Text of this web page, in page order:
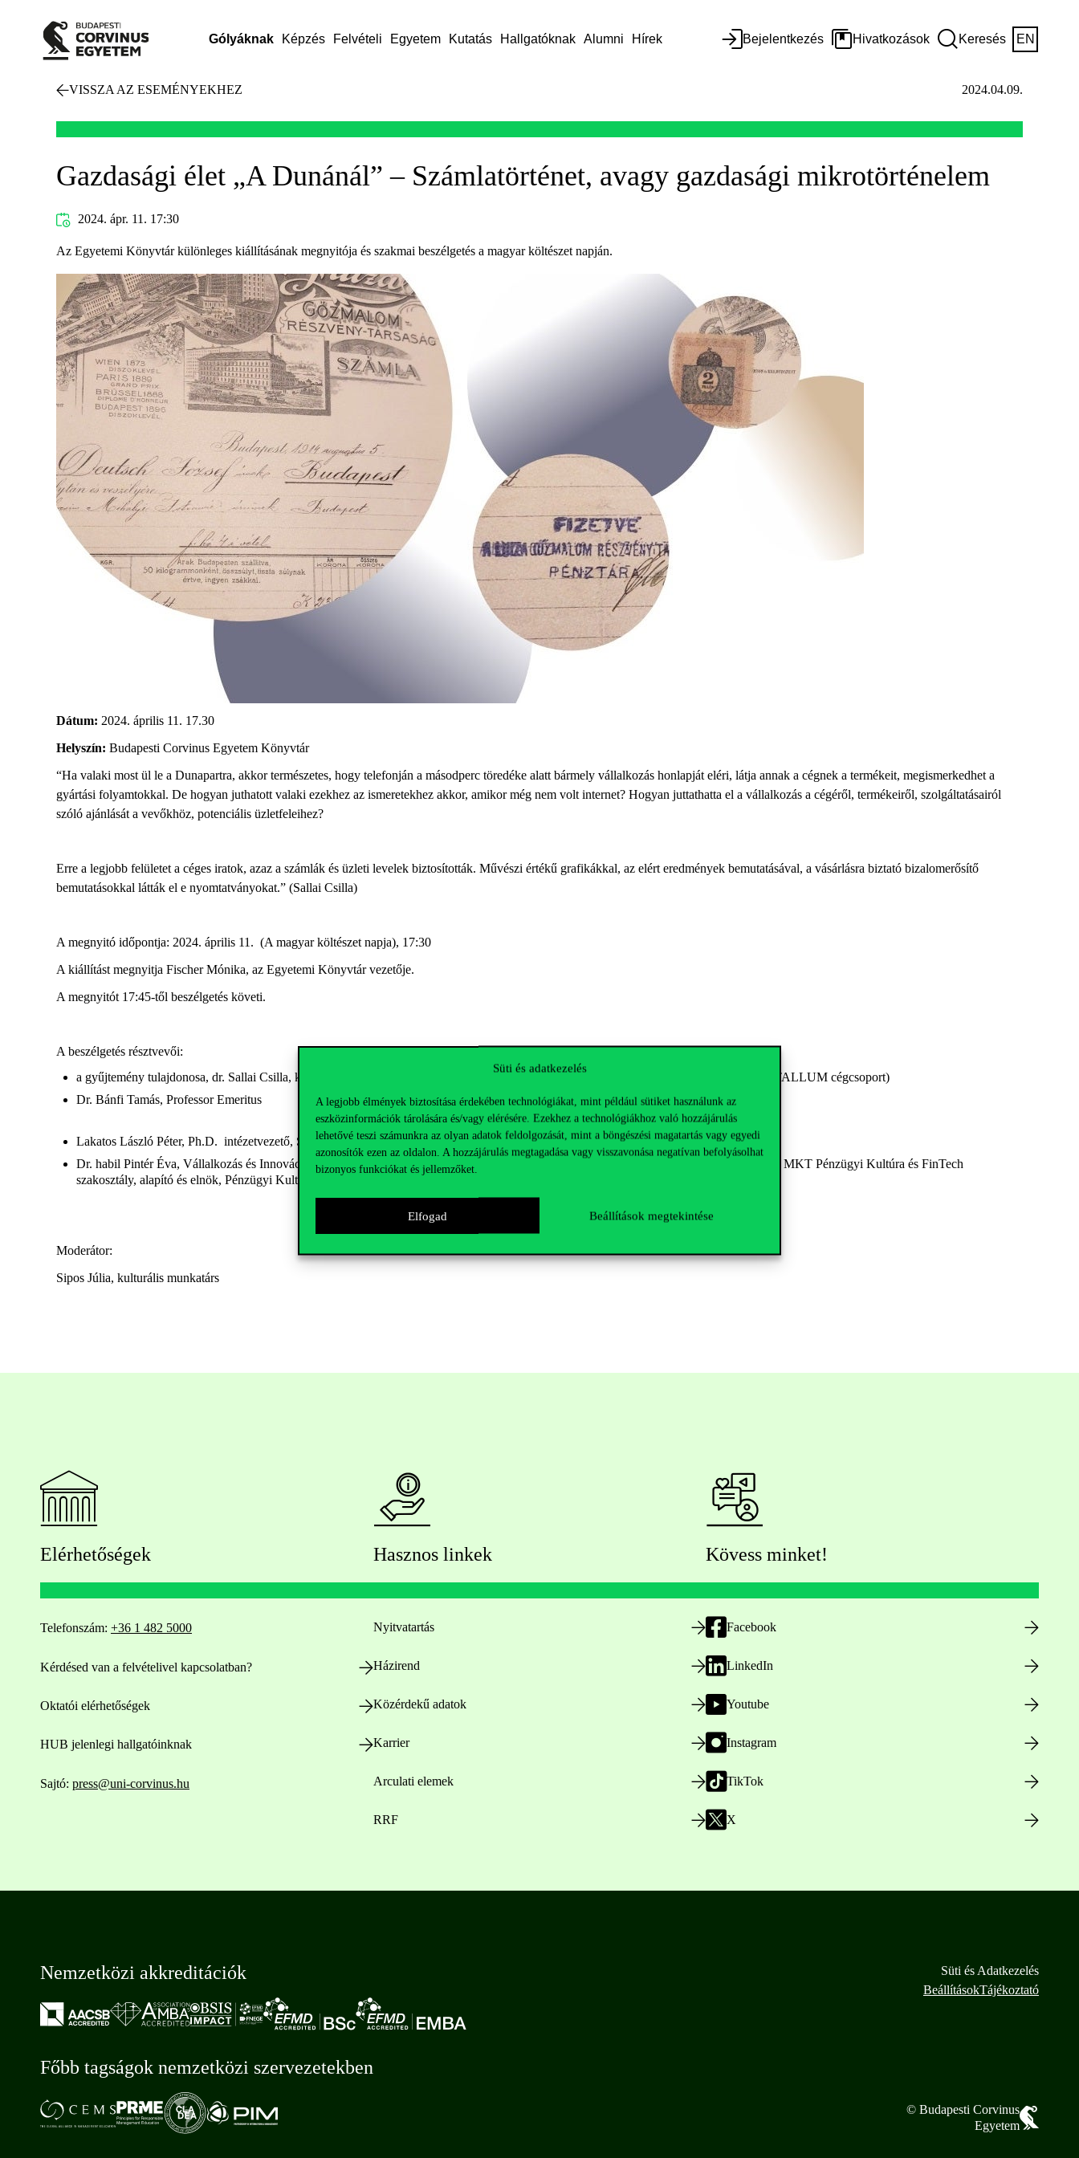
Süti és adatkezelés
A legjobb élmények biztosítása érdekében technológiákat, mint például sütiket használunk az
eszközinformációk tárolására és/vagy elérésére. Ezekhez a technológiákhoz való hozzájárulás
lehetővé teszi számunkra az olyan adatok feldolgozását, mint a böngészési magatartás vagy egyedi
azonosítók ezen az oldalon. A hozzájárulás megtagadása vagy visszavonása negatívan befolyásolhat
bizonyos funkciókat és jellemzőket.
Elfogad Beállítások megtekintése
Gólyáknak Képzés Felvételi Egyetem Kutatás Hallgatóknak Alumni Hírek Bejelentkezés Hivatkozások Keresés EN
VISSZA AZ ESEMÉNYEKHEZ 2024.04.09.
Gazdasági élet „A Dunánál” – Számlatörténet, avagy gazdasági mikrotörténelem
2024. ápr. 11. 17:30
Az Egyetemi Könyvtár különleges kiállításának megnyitója és szakmai beszélgetés a magyar költészet napján.
Dátum: 2024. április 11. 17.30
Helyszín: Budapesti Corvinus Egyetem Könyvtár
“Ha valaki most ül le a Dunapartra, akkor természetes, hogy telefonján a másodperc töredéke alatt bármely vállalkozás honlapját eléri, látja annak a cégnek a termékeit, megismerkedhet a
gyártási folyamtokkal. De hogyan juthatott valaki ezekhez az ismeretekhez akkor, amikor még nem volt internet? Hogyan juttathatta el a vállalkozás a cégéről, termékeiről, szolgáltatásairól
szóló ajánlását a vevőkhöz, potenciális üzletfeleihez?
Erre a legjobb felületet a céges iratok, azaz a számlák és üzleti levelek biztosították. Művészi értékű grafikákkal, az elért eredmények bemutatásával, a vásárlásra biztató bizalomerősítő
bemutatásokkal látták el e nyomtatványokat.” (Sallai Csilla)
A megnyitó időpontja: 2024. április 11. (A magyar költészet napja), 17:30
A kiállítást megnyitja Fischer Mónika, az Egyetemi Könyvtár vezetője.
A megnyitót 17:45-től beszélgetés követi.
A beszélgetés résztvevői:
a gyűjtemény tulajdonosa, dr. Sallai Csilla, kamarai tag könyvvizsgáló, ügyvezető igazgató (dr. Sallai Könyvvizsgáló és Tanácsadó Kft., STALLUM cégcsoport)
Dr. Bánfi Tamás, Professor Emeritus
Lakatos László Péter, Ph.D. intézetvezető, Számviteli és Jogi Intézet
Dr. habil Pintér Éva, Vállalkozás és Innováció Intézet, intézetvezető-helyettes, egyetemi docens, Corvinus FinTech Center stratégiai vezető, MKT Pénzügyi Kultúra és FinTech
szakosztály, alapító és elnök, Pénzügyi Kultúra Nagykövet, Magyar Bankszövetség
Moderátor:
Sipos Júlia, kulturális munkatárs
Elérhetőségek
Telefonszám: +36 1 482 5000
Kérdésed van a felvételivel kapcsolatban?
Oktatói elérhetőségek
HUB jelenlegi hallgatóinknak
Sajtó: press@uni-corvinus.hu
Hasznos linkek
Nyitvatartás
Házirend
Közérdekű adatok
Karrier
Arculati elemek
RRF
Kövess minket!
Facebook
LinkedIn
Youtube
Instagram
TikTok
X
Nemzetközi akkreditációk
Főbb tagságok nemzetközi szervezetekben
Süti és Adatkezelés
BeállításokTájékoztató
© Budapesti Corvinus
Egyetem